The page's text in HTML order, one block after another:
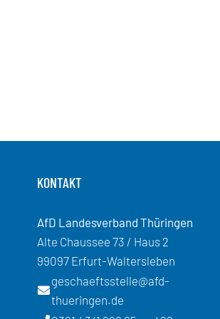
KONTAKT
AfD Landesverband Thüringen
Alte Chaussee 73 / Haus 2
99097 Erfurt-Waltersleben
geschaeftsstelle@afd-
thueringen.de